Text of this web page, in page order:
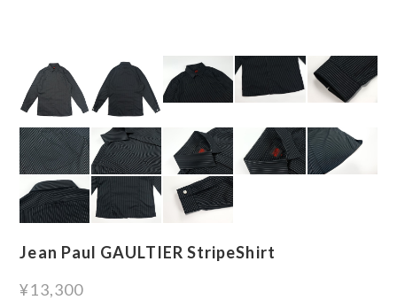
Jean Paul GAULTIER StripeShirt
¥13,300